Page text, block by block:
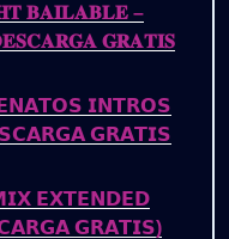
𝐁𝐀𝐈𝐋𝐀𝐁𝐋𝐄 –
𝐆𝐑𝐀𝐓𝐈𝐒
𝗜𝗡𝗧𝗥𝗢𝗦
𝗚𝗥𝗔𝗧𝗜𝗦
𝗘𝗫𝗧𝗘𝗡𝗗𝗘𝗗
𝗚𝗥𝗔𝗧𝗜𝗦)